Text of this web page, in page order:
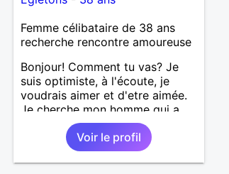
Femme célibataire de 38 ans
recherche rencontre amoureuse
Bonjour! Comment tu vas? Je
suis optimiste, à l'écoute, je
voudrais aimer et d'etre aimée.
Je cherche mon homme qui a
38-48 ans. Aussi en Correse en
préférence ou dans son alentour
vu que je travaille en CDI et je
ne peux pas souvent voyager
Voir le profil